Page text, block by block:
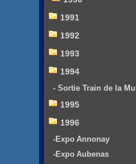
1991
1992
1993
1994
- Sortie Train de la
1995
1996
-Expo Annonay
-Expo Aubenas